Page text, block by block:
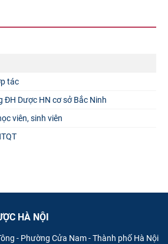
tác
ĐH Dược HN cơ sở Bắc Ninh
viên, sinh viên
HÀ NỘI
- Phường Cửa Nam - Thành phố Hà Nội